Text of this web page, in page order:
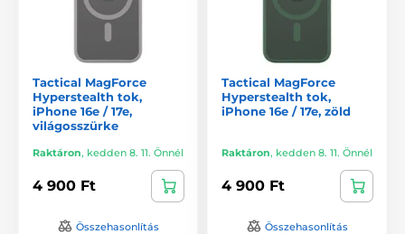
Tactical MagForce
Hyperstealth tok,
iPhone 16e / 17e,
világosszürke
Raktáron, kedden 8. 11. Önnél
4 900 Ft
Összehasonlítás
Tactical MagForce
Hyperstealth tok,
iPhone 16e / 17e, zöld
Raktáron, kedden 8. 11. Önnél
4 900 Ft
Összehasonlítás